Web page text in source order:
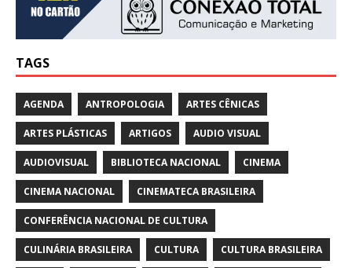
TAGS
AGENDA ANTROPOLOGIA ARTES CÊNICAS
ARTES PLÁSTICAS ARTIGOS AUDIO VISUAL
AUDIOVISUAL BIBLIOTECA NACIONAL CINEMA
CINEMA NACIONAL CINEMATECA BRASILEIRA
CONFERÊNCIA NACIONAL DE CULTURA
CULINÁRIA BRASILEIRA CULTURA CULTURA BRASILEIRA